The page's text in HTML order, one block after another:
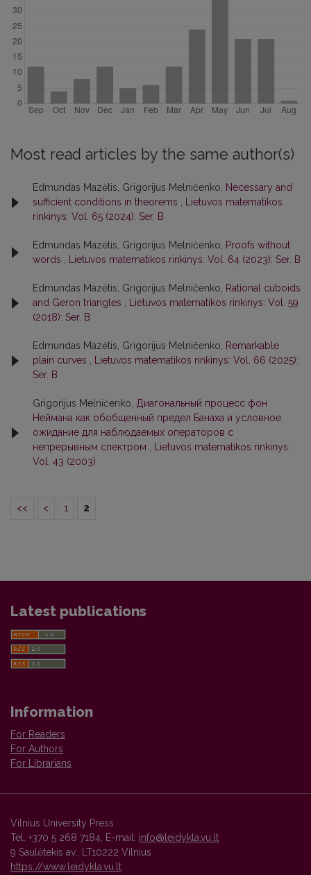
Most read articles by the same author(s)
Edmundas Mazėtis, Grigorijus Melničenko, Necessary and
sufficient conditions in theorems , Lietuvos matematikos
rinkinys: Vol. 65 (2024): Ser. B
Edmundas Mazėtis, Grigorijus Melničenko, Proofs without
words , Lietuvos matematikos rinkinys: Vol. 64 (2023): Ser. B
Edmundas Mazėtis, Grigorijus Melničenko, Rational cuboids
and Geron triangles , Lietuvos matematikos rinkinys: Vol. 59
(2018): Ser. B
Edmundas Mazėtis, Grigorijus Melničenko, Remarkable
plain curves , Lietuvos matematikos rinkinys: Vol. 66 (2025):
Ser. B
Grigorijus Melničenko, Диагональный процесс фон
Неймана как обобщенный предел Банаха и условное
ожидание для наблюдаемых операторов с
непрерывным спектром , Lietuvos matematikos rinkinys:
Vol. 43 (2003)
<< < 1 2
Latest publications
Information
For Readers
For Authors
For Librarians
Vilnius University Press
Tel. +370 5 268 7184, E-mail: info@leidykla.vu.lt
9 Saulėtekis av., LT10222 Vilnius
https://www.leidykla.vu.lt